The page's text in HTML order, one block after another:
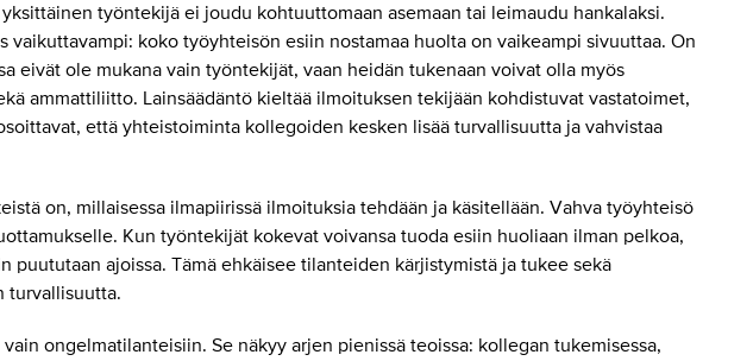
työntekijä ei joudu kohtuuttomaan asemaan tai leimaudu hankalaksi.
vaikuttavampi: koko työyhteisön esiin nostamaa huolta on vaikeampi sivuuttaa. On
eivät ole mukana vain työntekijät, vaan heidän tukenaan voivat olla myös
ammattiliitto. Lainsäädäntö kieltää ilmoituksen tekijään kohdistuvat vastatoimet,
että yhteistoiminta kollegoiden kesken lisää turvallisuutta ja vahvistaa
on, millaisessa ilmapiirissä ilmoituksia tehdään ja käsitellään. Vahva työyhteisö
Kun työntekijät kokevat voivansa tuoda esiin huoliaan ilman pelkoa,
puututaan ajoissa. Tämä ehkäisee tilanteiden kärjistymistä ja tukee sekä
turvallisuutta.
ongelmatilanteisiin. Se näkyy arjen pienissä teoissa: kollegan tukemisessa,